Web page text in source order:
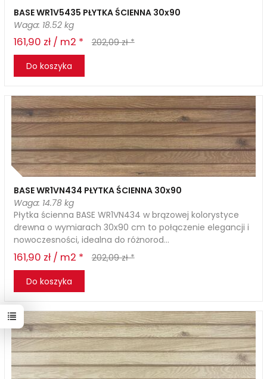
BASE WR1V5435 PŁYTKA ŚCIENNA 30x90
Waga: 18.52 kg
161,90 zł / m2 *
202,09 zł *
Do koszyka
BASE WR1VN434 PŁYTKA ŚCIENNA 30x90
Waga: 14.78 kg
Płytka ścienna BASE WR1VN434 w brązowej kolorystyce
drewna o wymiarach 30x90 cm to połączenie elegancji i
nowoczesności, idealna do różnorod...
161,90 zł / m2 *
202,09 zł *
Do koszyka